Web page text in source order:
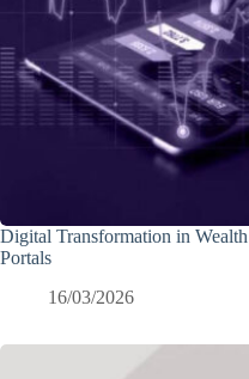
Digital Transformation in
Portals
16/03/2026